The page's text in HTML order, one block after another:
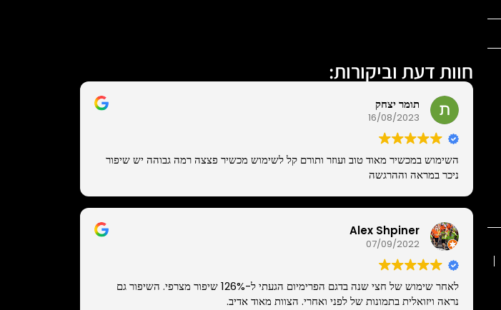
חוות דעת וביקורות:
תומר יצחק
16/08/2023
השימוש במכשיר מאוד טוב ועוזר ותורם קל לשימוש מכשיר פצצה רמה גבוהה יש שיפור
ניכר במראה וההרגשה
Alex Shpiner
07/09/2022
לאחר שימוש של חצי שנה בדגם הפרימיום הגעתי ל-126% שיפור מצרפי. השיפור גם
נראה ויזואלית בתמונות של לפני ואחרי. הצוות מאוד אדיב.